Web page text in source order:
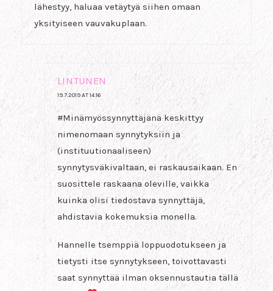
lähestyy, haluaa vetäytyä siihen omaan
yksityiseen vauvakuplaan.
LINTUNEN
19.7.2019 AT 14:16
#Minämyössynnyttäjänä keskittyy
nimenomaan synnytyksiin ja
(instituutionaaliseen)
synnytysväkivaltaan, ei raskausaikaan. En
suosittele raskaana oleville, vaikka
kuinka olisi tiedostava synnyttäjä,
ahdistavia kokemuksia monella.
Hannelle tsemppiä loppuodotukseen ja
tietysti itse synnytykseen, toivottavasti
saat synnyttää ilman oksennustautia tällä